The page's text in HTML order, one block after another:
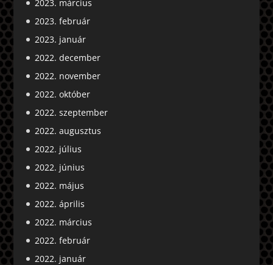
2023. március
2023. február
2023. január
2022. december
2022. november
2022. október
2022. szeptember
2022. augusztus
2022. július
2022. június
2022. május
2022. április
2022. március
2022. február
2022. január